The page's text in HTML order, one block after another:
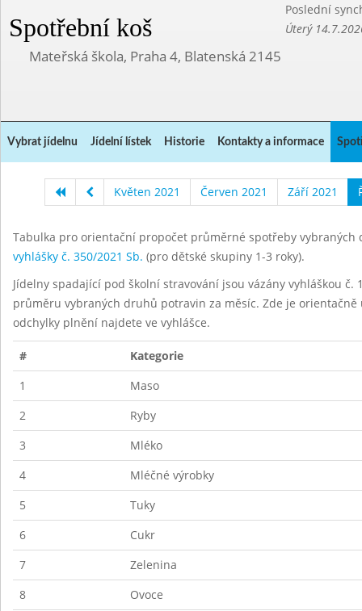
Spotřební koš
Poslední
Úterý
Mateřská škola, Praha 4, Blatenská 2145
Vybrat jídelnu Jídelní lístek Historie Kontakty a informace
Květen 2021 Červen 2021 Září 2021
Tabulka pro orientační propočet průměrné spotřeby
vyhlášky č. 350/2021 Sb. (pro dětské skupiny 1-3 roky).
Jídelny spadající pod školní stravování jsou vázány vyhláškou
průměru vybraných druhů potravin za měsíc. Zde je
odchylky plnění najdete ve vyhlášce.
#
Kategorie
1
Maso
2
Ryby
3
Mléko
4
Mléčné výrobky
5
Tuky
6
Cukr
7
Zelenina
8
Ovoce